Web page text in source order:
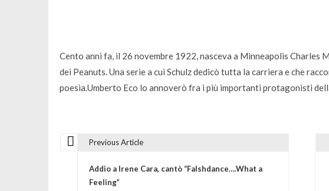
Cento anni fa, il 26 novembre 1922, nasceva a Minneapolis Charles
dei Peanuts. Una serie a cui Schulz dedicò tutta la carriera e che
poesia.Umberto Eco lo annoverò fra i più importanti protagonisti
Previous Article
Addio a Irene Cara, cantò “Falshdance….What a
Feeling”